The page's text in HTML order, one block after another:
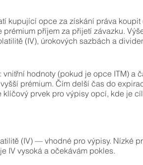
kupující opce za získání práva
příjem za přijetí závazku.
(IV), úrokových sazbách a
vnitřní hodnoty (pokud je opce ITM) a
prémium. Čím delší čas do
klíčový prvek pro výpisy opcí, kde je
(IV) — vhodné pro výpisy. Nízké
IV vysoká a očekávám pokles.